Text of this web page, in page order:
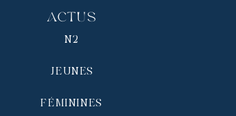
Actus
N2
JEUNES
FÉMININES